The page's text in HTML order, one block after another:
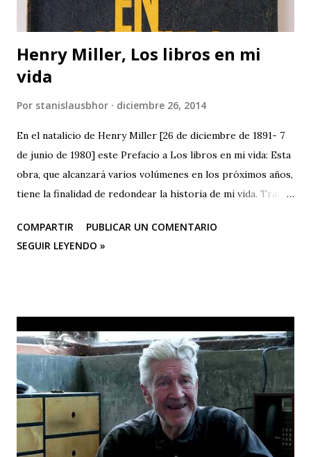
Henry Miller, Los libros en mi
vida
Por stanislausbhor diciembre 26, 2014
En el natalicio de Henry Miller [26 de diciembre de 1891- 7
de junio de 1980] este Prefacio a Los libros en mi vida: Esta
obra, que alcanzará varios volúmenes en los próximos años,
tiene la finalidad de redondear la historia de mi vida. Trata
crítico ni contiene un programa de autoeducación. Uno de
los resultados de este examen de conciencia —porque a eso
Apéndice, no he leído ni remo¬tamente tanto como el
catedrático, la rata de biblioteca o siquiera el hombre -bien
educado-, pero no cabe duda de que he leído un centenar
de veces más de lo que debí haber leído para mi propio
bien. Dícese que sólo uno de cada cinco norteamericanos
lee libros pero hasta este pequeño número de lectores es
exagerado. Escasa¬mente habrá alguno de ellos que viva
COMPARTIR
PUBLICAR UN COMENTARIO
SEGUIR LEYENDO »